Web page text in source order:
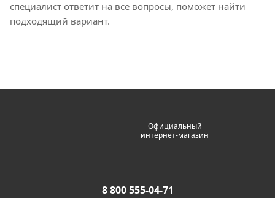
специалист ответит на все вопросы, поможет найти
подходящий вариант.
Официальный
интернет-магазин
8 800 555-04-71